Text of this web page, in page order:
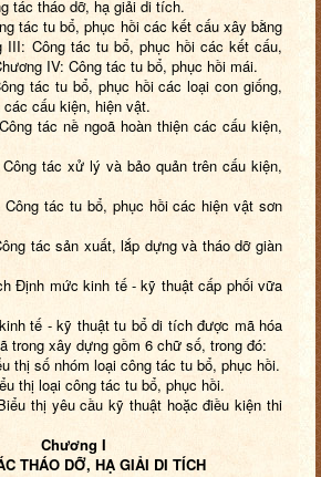
tháo dỡ, hạ giải di tích.
tu bổ, phục hồi các kết cấu xây bằng
Công tác tu bổ, phục hồi các kết cấu,
IV: Công tác tu bổ, phục hồi mái.
tu bổ, phục hồi các loại con giống,
cấu kiện, hiện vật.
tác nề ngoã hoàn thiện các cấu kiện,
tác xử lý và bảo quản trên cấu kiện,
tác tu bổ, phục hồi các hiện vật sơn
sản xuất, lắp dựng và tháo dỡ giàn
mức kinh tế - kỹ thuật cấp phối vữa
- kỹ thuật tu bổ di tích được mã hóa
trong xây dựng gồm 6 chữ số, trong đó:
số nhóm loại công tác tu bổ, phục hồi.
loại công tác tu bổ, phục hồi.
yêu cầu kỹ thuật hoặc điều kiện thi
Chương I
THÁO DỠ, HẠ GIẢI DI TÍCH